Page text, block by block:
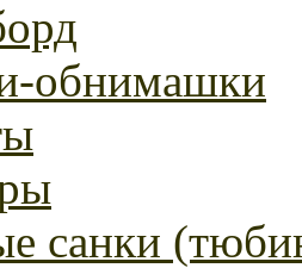
обнимашки
санки